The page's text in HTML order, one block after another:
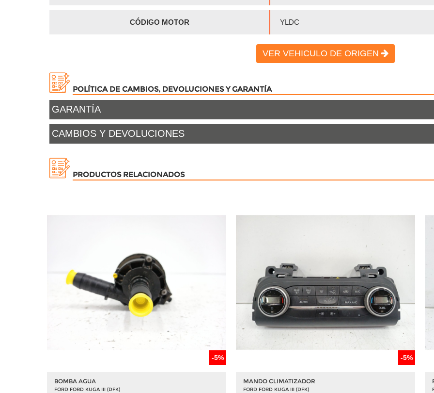
CÓDIGO MOTOR YLDC
VER VEHICULO DE ORIGEN
POLÍTICA DE CAMBIOS, DEVOLUCIONES Y GARANTÍA
GARANTÍA
CAMBIOS Y DEVOLUCIONES
PRODUCTOS RELACIONADOS
-5%
BOMBA AGUA
FORD FORD KUGA III (DFK)
-5%
MANDO CLIMATIZADOR
FORD FORD KUGA III (DFK)